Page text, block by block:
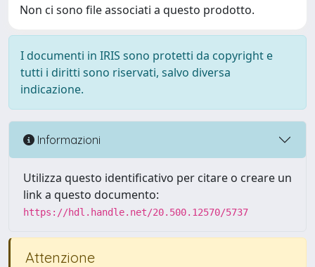
Non ci sono file associati a questo prodotto.
I documenti in IRIS sono protetti da copyright e
tutti i diritti sono riservati, salvo diversa
indicazione.
Informazioni
Utilizza questo identificativo per citare o creare un
link a questo documento:
https://hdl.handle.net/20.500.12570/5737
Attenzione